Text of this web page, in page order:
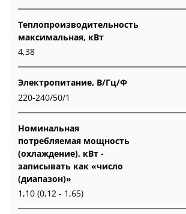
Теплопроизводительность
максимальная, кВт
4,38
Электропитание, В/Гц/Ф
220-240/50/1
Номинальная
потребляемая мощность
(охлаждение), кВт -
записывать как «число
(диапазон)»
1,10 (0,12 - 1,65)